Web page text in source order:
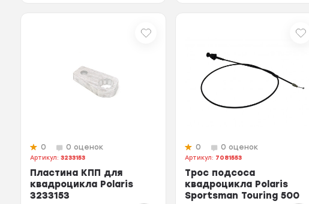
0 0 оценок
Артикул:3233153
Пластина КПП для
квадроцикла Polaris
3233153
0 0 оценок
Артикул: 7081553
Трос подсоса
квадроцикла Polaris
Sportsman Touring 500